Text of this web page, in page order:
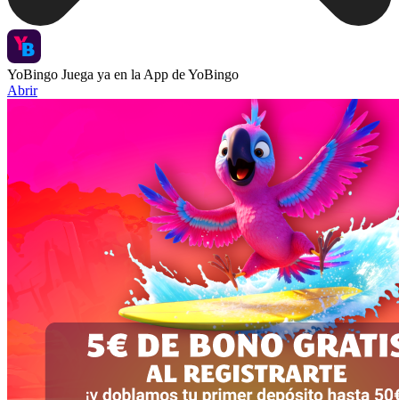
YoBingo Juega ya en la App de YoBingo
Abrir